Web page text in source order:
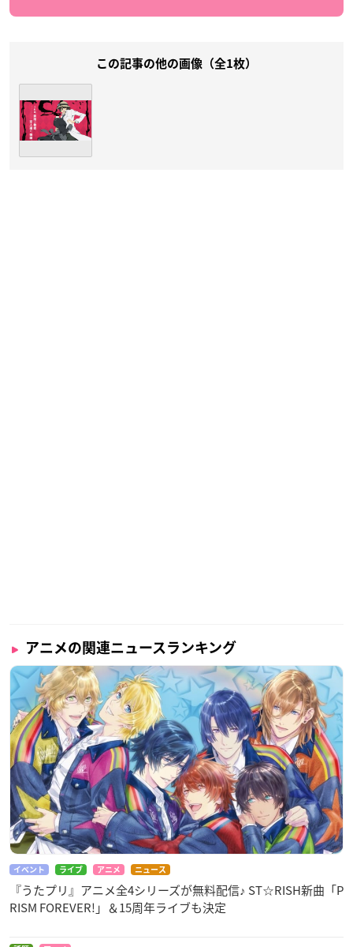
この記事の他の画像（全1枚）
アニメの関連ニュースランキング
イベント ライブ アニメ ニュース
『うたプリ』アニメ全4シリーズが無料配信♪ ST☆RISH新曲「P
RISM FOREVER!」＆15周年ライブも決定